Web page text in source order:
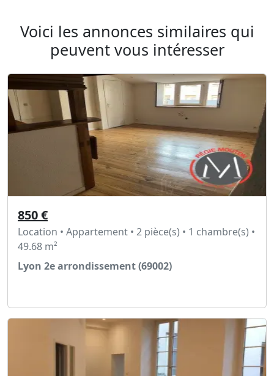
Voici les annonces similaires qui
peuvent vous intéresser
850 €
Location • Appartement • 2 pièce(s) • 1 chambre(s) •
49.68 m²
Lyon 2e arrondissement (69002)